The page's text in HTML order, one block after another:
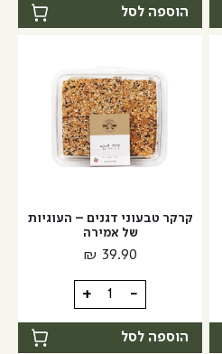
קרקר
זעתר
-
העוגיות
של
אמירה
הוספה לסל
קרקר טבעוני דגנים – העוגיות
של אמירה
₪ 39.90
-
כמות
של
קרקר
+
הוספה לסל